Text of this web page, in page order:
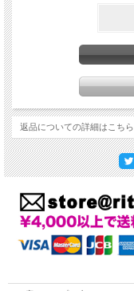
返品についての詳細はこちら